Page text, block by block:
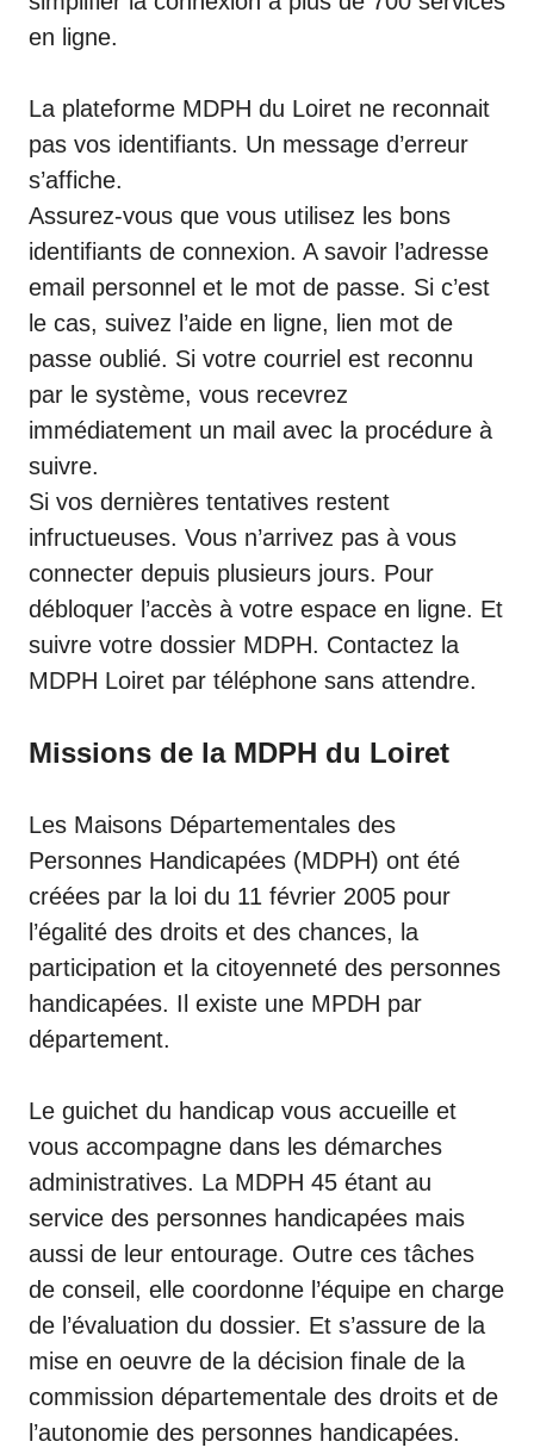
en ligne.
La plateforme MDPH du Loiret ne reconnait
pas vos identifiants. Un message d’erreur
s’affiche.
Assurez-vous que vous utilisez les bons
identifiants de connexion. A savoir l’adresse
email personnel et le mot de passe. Si c’est
le cas, suivez l’aide en ligne, lien mot de
passe oublié. Si votre courriel est reconnu
par le système, vous recevrez
immédiatement un mail avec la procédure à
suivre.
Si vos dernières tentatives restent
infructueuses. Vous n’arrivez pas à vous
connecter depuis plusieurs jours. Pour
débloquer l’accès à votre espace en ligne. Et
suivre votre dossier MDPH. Contactez la
MDPH Loiret par téléphone sans attendre.
Missions de la MDPH du Loiret
Les Maisons Départementales des
Personnes Handicapées (MDPH) ont été
créées par la loi du 11 février 2005 pour
l’égalité des droits et des chances, la
participation et la citoyenneté des personnes
handicapées. Il existe une MPDH par
département.
Le guichet du handicap vous accueille et
vous accompagne dans les démarches
administratives. La MDPH 45 étant au
service des personnes handicapées mais
aussi de leur entourage. Outre ces tâches
de conseil, elle coordonne l’équipe en charge
de l’évaluation du dossier. Et s’assure de la
mise en oeuvre de la décision finale de la
commission départementale des droits et de
l’autonomie des personnes handicapées.